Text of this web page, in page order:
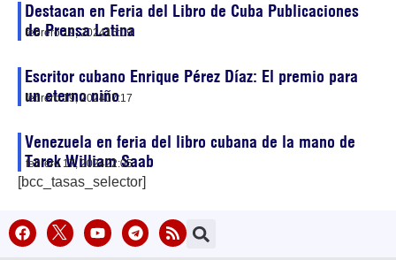
Destacan en Feria del Libro de Cuba Publicaciones
de Prensa Latina
febrero 19, 202416:09
Escritor cubano Enrique Pérez Díaz: El premio para
un eterno niño
febrero 19, 202407:17
Venezuela en feria del libro cubana de la mano de
Tarek William Saab
febrero 17, 202422:05
[bcc_tasas_selector]